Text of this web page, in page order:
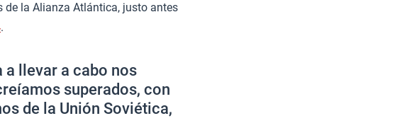
la Alianza Atlántica, justo antes
.
a llevar a cabo nos
superados, con
de la Unión Soviética,